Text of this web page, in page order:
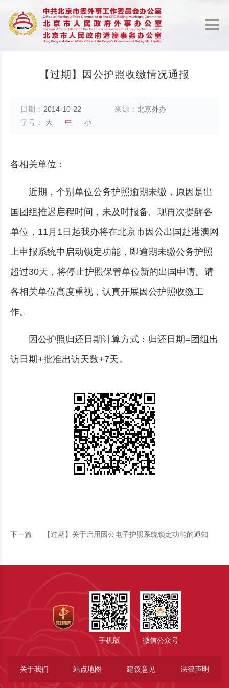
【过期】因公护照收缴情况通报
日期： 2014-10-22 来源： 北京外办
字号：
大 中 小
各相关单位：
近期，个别单位公务护照逾期未缴，原因是出
国团组推迟启程时间，未及时报备。现再次提醒各
单位，11月1日起我办将在北京市因公出国赴港澳网
上申报系统中启动锁定功能，即逾期未缴公务护照
超过30天，将停止护照保管单位新的出国申请。请
各相关单位高度重视，认真开展因公护照收缴工
作。
因公护照归还日期计算方式：归还日期=团组出
访日期+批准出访天数+7天。
下一篇 【过期】关于启用因公电子护照系统锁定功能的通知
手机版 微信公众号
关于我们 站点地图 建议意见 法律声明